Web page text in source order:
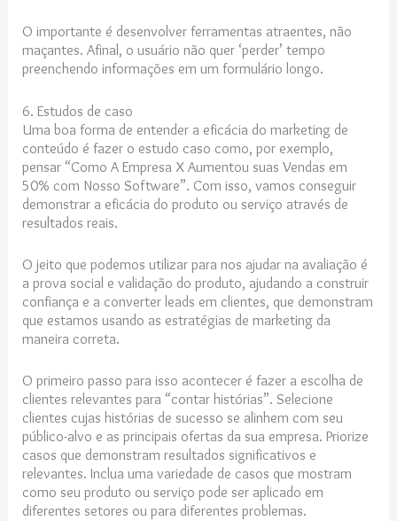
O importante é desenvolver ferramentas atraentes, não
maçantes. Afinal, o usuário não quer ‘perder’ tempo
preenchendo informações em um formulário longo.
6. Estudos de caso
Uma boa forma de entender a eficácia do marketing de
conteúdo é fazer o estudo caso como, por exemplo,
pensar “Como A Empresa X Aumentou suas Vendas em
50% com Nosso Software”. Com isso, vamos conseguir
demonstrar a eficácia do produto ou serviço através de
resultados reais.
O jeito que podemos utilizar para nos ajudar na avaliação é
a prova social e validação do produto, ajudando a construir
confiança e a converter leads em clientes, que demonstram
que estamos usando as estratégias de marketing da
maneira correta.
O primeiro passo para isso acontecer é fazer a escolha de
clientes relevantes para “contar histórias”. Selecione
clientes cujas histórias de sucesso se alinhem com seu
público-alvo e as principais ofertas da sua empresa. Priorize
casos que demonstram resultados significativos e
relevantes. Inclua uma variedade de casos que mostram
como seu produto ou serviço pode ser aplicado em
diferentes setores ou para diferentes problemas.